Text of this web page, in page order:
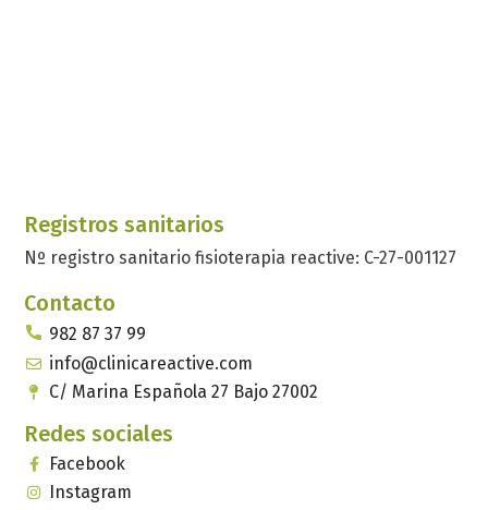
Registros sanitarios
Nº registro sanitario fisioterapia reactive: C-27-001127
Contacto
982 87 37 99
info@clinicareactive.com
C/ Marina Española 27 Bajo 27002
Redes sociales
Facebook
Instagram